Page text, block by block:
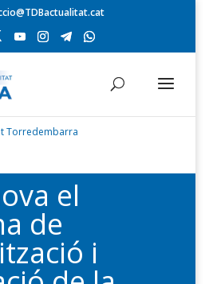
Torredembarra
el
de
i